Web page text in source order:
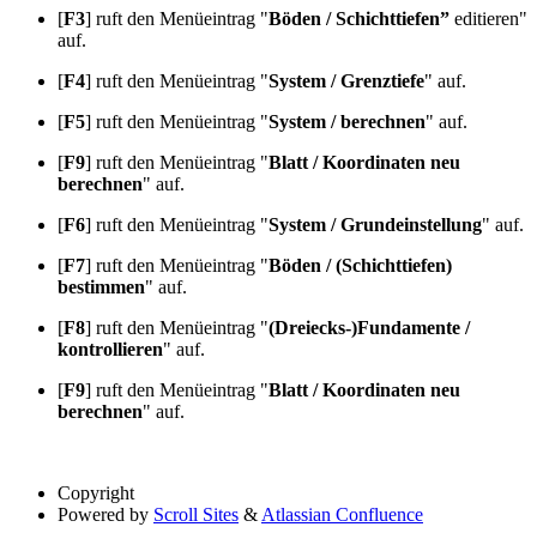
[F3] ruft den Menüeintrag "Böden / Schichttiefen” editieren"
auf.
[F4] ruft den Menüeintrag "System / Grenztiefe" auf.
[F5] ruft den Menüeintrag "System / berechnen" auf.
[F9] ruft den Menüeintrag "Blatt / Koordinaten neu
berechnen" auf.
[F6] ruft den Menüeintrag "System / Grundeinstellung" auf.
[F7] ruft den Menüeintrag "Böden / (Schichttiefen)
bestimmen" auf.
[F8] ruft den Menüeintrag "(Dreiecks-)Fundamente /
kontrollieren" auf.
[F9] ruft den Menüeintrag "Blatt / Koordinaten neu
berechnen" auf.
Copyright
Powered by Scroll Sites & Atlassian Confluence